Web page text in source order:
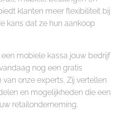
klanten meer flexibiliteit bij
kans dat ze hun aankoop
mobiele kassa jouw bedrijf
nog een gratis
onze experts. Zij vertellen
en mogelijkheden die een
retailonderneming.